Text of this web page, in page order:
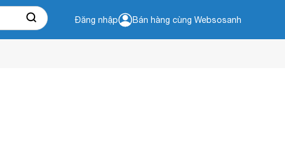
Đăng nhập Bán hàng cùng Websosanh